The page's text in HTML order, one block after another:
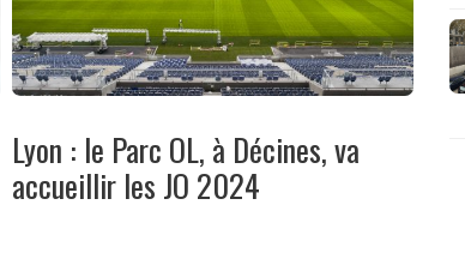
Lyon : le Parc OL, à Décines, va
accueillir les JO 2024